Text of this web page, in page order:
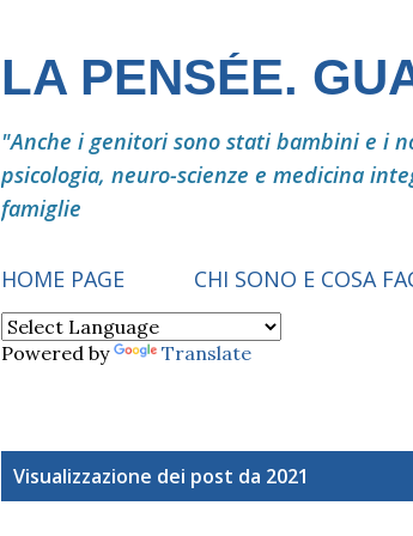
LA PENSÉE.
"Anche i genitori sono stati bambini e i
psicologia, neuro-scienze e medicina
famiglie
HOME PAGE CHI SONO E COSA
Powered by Translate
Visualizzazione dei post da 2021